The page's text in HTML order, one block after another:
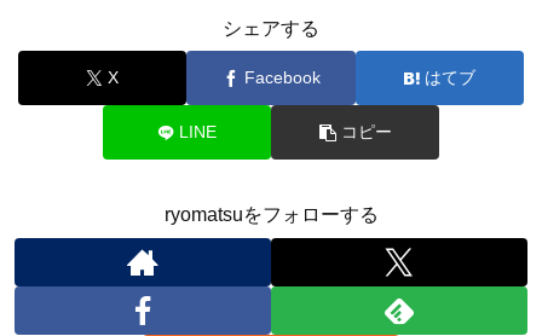
シェアする
X Facebook はてブ
LINE コピー
ryomatsuをフォローする